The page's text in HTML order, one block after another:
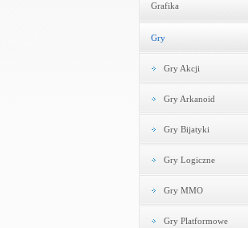
Grafika
Gry
Gry Akcji
Gry Arkanoid
Gry Bijatyki
Gry Logiczne
Gry MMO
Gry Platformowe